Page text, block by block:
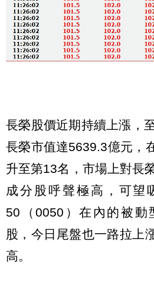
長榮股價近期持續上漲，
長榮市值達5639.3億元，
升至第13名，市場上對長
成分股呼聲極高，可望
50（0050）在內的被動
股，今日尾盤也一路拉上
高。